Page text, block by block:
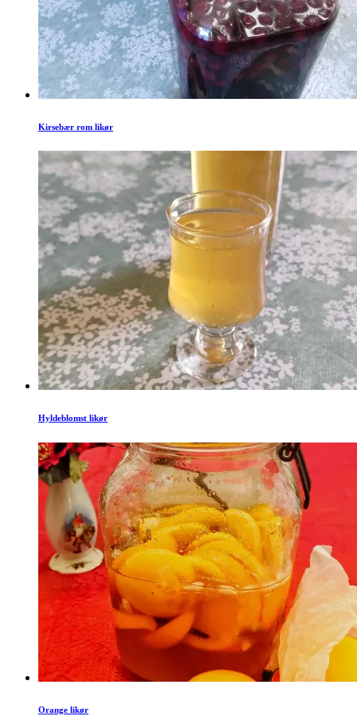
Kirsebær rom likør
Hyldeblomst likør
Orange likør